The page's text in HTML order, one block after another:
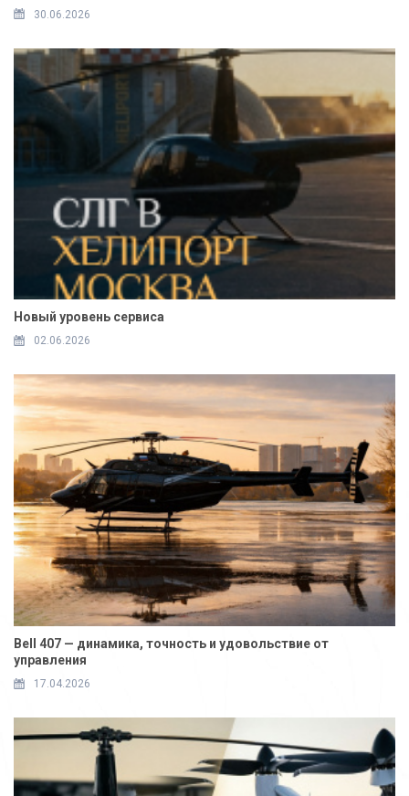
30.06.2026
Новый уровень сервиса
02.06.2026
Bell 407 — динамика, точность и удовольствие от
управления
17.04.2026